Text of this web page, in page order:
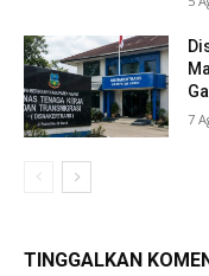
7
TINGGALKAN